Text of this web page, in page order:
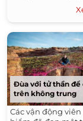
Đùa với tử thần để
trên không trung
Các vận động